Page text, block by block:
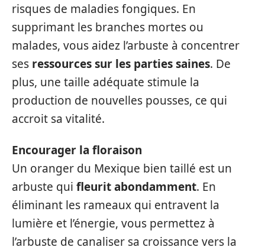
risques de maladies fongiques. En
supprimant les branches mortes ou
malades, vous aidez l’arbuste à concentrer
ses ressources sur les parties saines. De
plus, une taille adéquate stimule la
production de nouvelles pousses, ce qui
accroit sa vitalité.
Encourager la floraison
Un oranger du Mexique bien taillé est un
arbuste qui fleurit abondamment. En
éliminant les rameaux qui entravent la
lumière et l’énergie, vous permettez à
l’arbuste de canaliser sa croissance vers la